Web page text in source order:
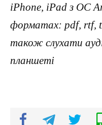
iPhone, iPad з ОС
форматах: pdf, rtf,
також слухати
планшеті